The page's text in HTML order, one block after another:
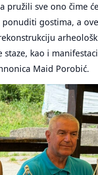
pružili sve ono čime
gostima, a
staze, kao i
Maid Porobić.